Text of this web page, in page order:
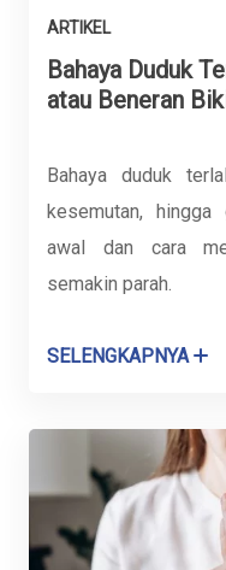
ARTIKEL
Bahaya Duduk
atau Beneran
Bahaya duduk
kesemutan, hingga
awal dan cara
semakin parah.
SELENGKAPNYA